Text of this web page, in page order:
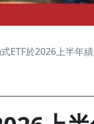
ETF於2026上半年